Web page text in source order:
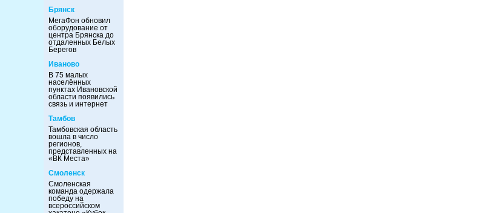
Брянск
МегаФон обновил
оборудование от
центра Брянска до
отдаленных Белых
Берегов
Иваново
В 75 малых
населённых
пунктах Ивановской
области появились
связь и интернет
Тамбов
Тамбовская область
вошла в число
регионов,
представленных на
«ВК Места»
Смоленск
Смоленская
команда одержала
победу на
всероссийском